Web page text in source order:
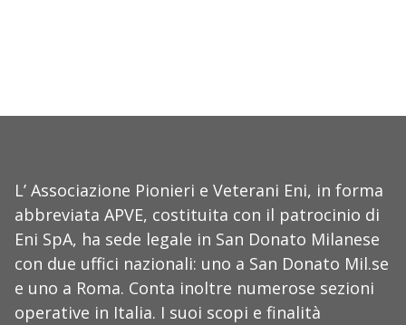
L’ Associazione Pionieri e Veterani Eni, in forma
abbreviata APVE, costituita con il patrocinio di
Eni SpA, ha sede legale in San Donato Milanese
con due uffici nazionali: uno a San Donato Mil.se
e uno a Roma. Conta inoltre numerose sezioni
operative in Italia. I suoi scopi e finalità